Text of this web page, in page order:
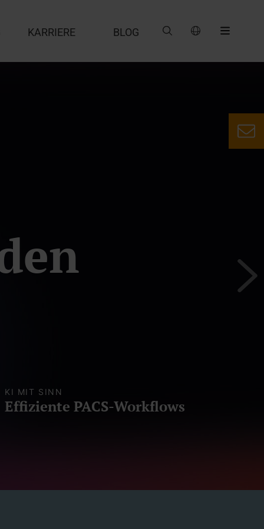
KARRIERE BLOG
KI MIT SINN
Effiziente PACS-Workflows